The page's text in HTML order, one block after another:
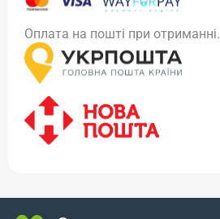
Оплата на пошті при отриманні.